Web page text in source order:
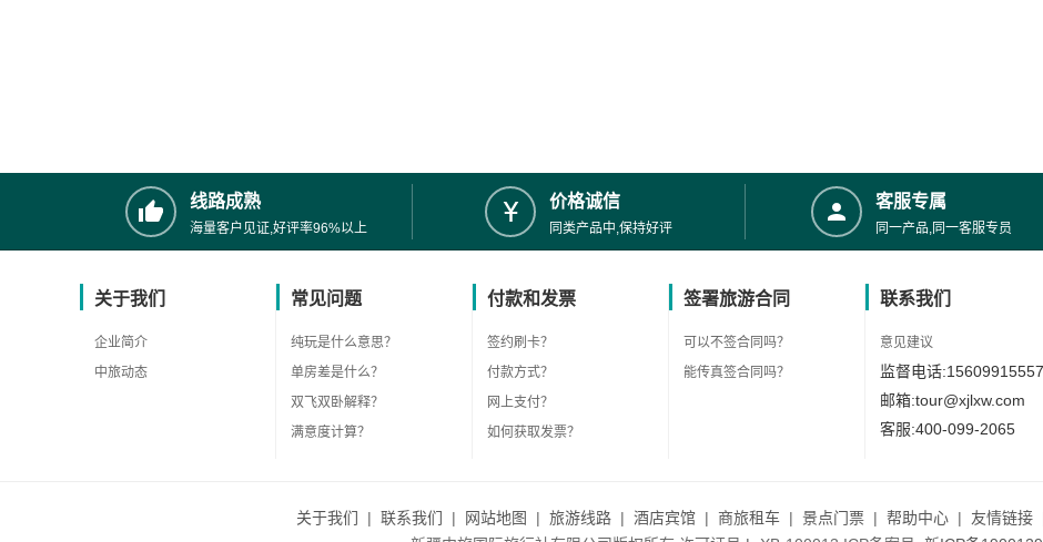
线路成熟
海量客户见证,好评率96%以上
价格诚信
同类产品中,保持好评
客服专属
同一产品,同一客服专员
关于我们
企业简介
中旅动态
常见问题
纯玩是什么意思？
单房差是什么？
双飞双卧解释？
满意度计算？
付款和发票
签约刷卡？
付款方式？
网上支付？
如何获取发票？
签署旅游合同
可以不签合同吗？
能传真签合同吗？
联系我们
意见建议
监督电话:15609915557
邮箱:tour@xjlxw.com
客服:400-099-2065
关于我们 | 联系我们 | 网站地图 | 旅游线路 | 酒店宾馆 | 商旅租车 | 景点门票 | 帮助中心 | 友情链接